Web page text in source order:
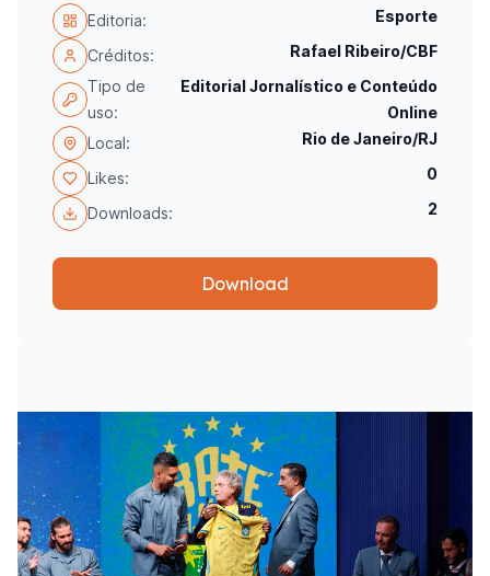
Editoria: Esporte
Créditos:
Rafael Ribeiro/CBF
Tipo de
uso:
Editorial Jornalístico e Conteúdo
Online
Local:
Rio de Janeiro/RJ
Likes: 0
Downloads: 2
Download